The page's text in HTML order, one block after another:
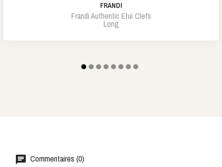
FRANDI
Frandi Authentic Etui Clefs
Long
Commentaires (0)